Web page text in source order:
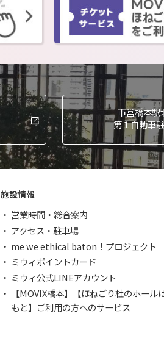
市営橋本駅
第１自動車
施設情報
営業時間・総合案内
アクセス・駐車場
me we ethical baton！プロジェクト
ミウィポイントカード
ミウィ公式LINEアカウント
【MOVIX橋本】【ほねごり杜のホール
もと】ご利用の方へのサービス